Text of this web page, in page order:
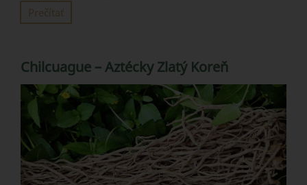
Prečítať
Chilcuague – Aztécky Zlatý Koreň